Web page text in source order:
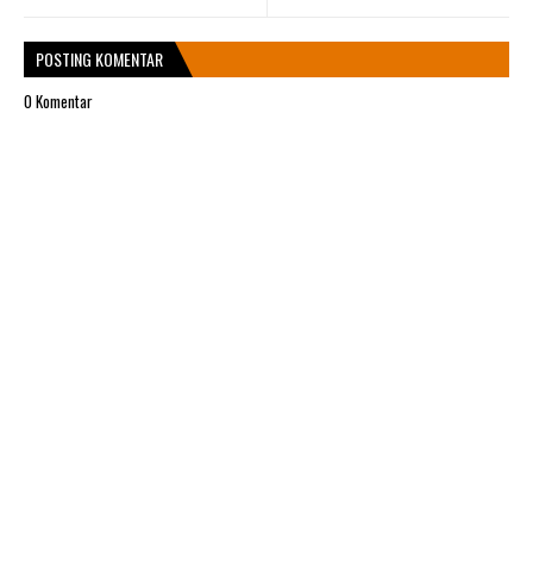
POSTING KOMENTAR
0 Komentar